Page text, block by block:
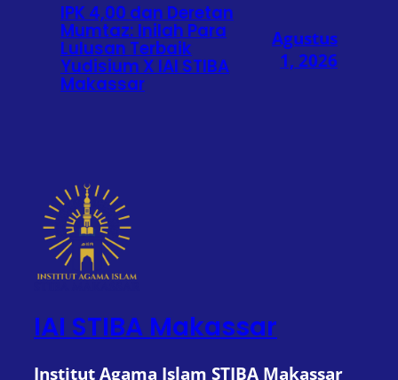
IPK 4,00 dan Deretan
Mumtaz: Inilah Para
Lulusan Terbaik
Yudisium X IAI STIBA
Makassar
Agustus
1, 2026
IAI STIBA Makassar
Institut Agama Islam STIBA Makassar